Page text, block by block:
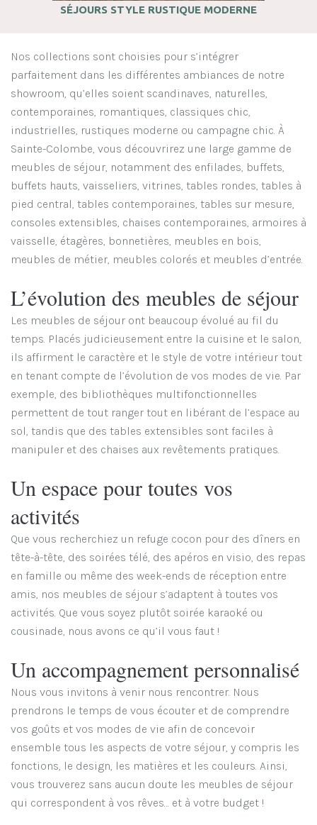
SÉJOURS STYLE RUSTIQUE MODERNE
Nos collections sont choisies pour s’intégrer
parfaitement dans les différentes ambiances de notre
showroom, qu’elles soient scandinaves, naturelles,
contemporaines, romantiques, classiques chic,
industrielles, rustiques moderne ou campagne chic. À
Sainte-Colombe, vous découvrirez une large gamme de
meubles de séjour, notamment des enfilades, buffets,
buffets hauts, vaisseliers, vitrines, tables rondes, tables à
pied central, tables contemporaines, tables sur mesure,
consoles extensibles, chaises contemporaines, armoires à
vaisselle, étagères, bonnetières, meubles en bois,
meubles de métier, meubles colorés et meubles d’entrée.
L’évolution des meubles de séjour
Les meubles de séjour ont beaucoup évolué au fil du
temps. Placés judicieusement entre la cuisine et le salon,
ils affirment le caractère et le style de votre intérieur tout
en tenant compte de l’évolution de vos modes de vie. Par
exemple, des bibliothèques multifonctionnelles
permettent de tout ranger tout en libérant de l’espace au
sol, tandis que des tables extensibles sont faciles à
manipuler et des chaises aux revêtements pratiques.
Un espace pour toutes vos
activités
Que vous recherchiez un refuge cocon pour des dîners en
tête-à-tête, des soirées télé, des apéros en visio, des repas
en famille ou même des week-ends de réception entre
amis, nos meubles de séjour s’adaptent à toutes vos
activités. Que vous soyez plutôt soirée karaoké ou
cousinade, nous avons ce qu’il vous faut !
Un accompagnement personnalisé
Nous vous invitons à venir nous rencontrer. Nous
prendrons le temps de vous écouter et de comprendre
vos goûts et vos modes de vie afin de concevoir
ensemble tous les aspects de votre séjour, y compris les
fonctions, le design, les matières et les couleurs. Ainsi,
vous trouverez sans aucun doute les meubles de séjour
qui correspondent à vos rêves… et à votre budget !